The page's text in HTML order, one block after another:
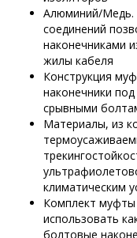
Алюминий/Медь.
соединений
наконечниками
жилы кабеля
Конструкция
наконечники
срывными
Материалы, из
климатическим
Комплект муфты
использовать
болтовые